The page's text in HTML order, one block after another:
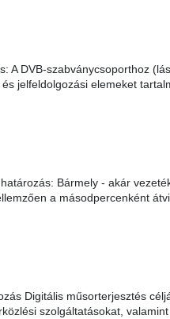
DVB-szabványcsoporthoz
jelfeldolgozási elemeket
Bármely - akár
a másodpercenként
Digitális műsorterjesztés
szolgáltatásokat,